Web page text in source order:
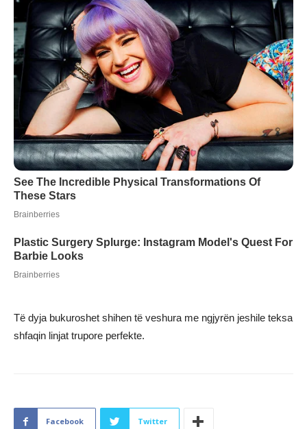
Të dyja bukuroshet shihen të veshura me ngjyrën jeshile teksa
shfaqin linjat trupore perfekte.
Facebook Twitter